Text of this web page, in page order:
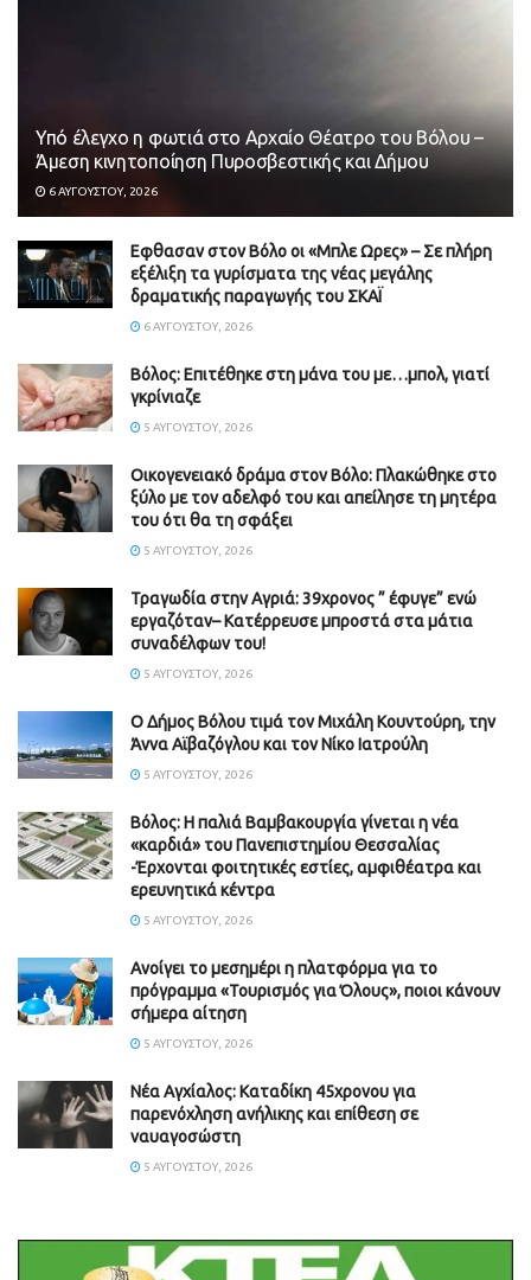
Υπό έλεγχο η φωτιά στο Αρχαίο Θέατρο του Βόλου –
Άμεση κινητοποίηση Πυροσβεστικής και Δήμου
6 ΑΥΓΟΎΣΤΟΥ, 2026
Εφθασαν στον Βόλο οι «Μπλε Ωρες» – Σε πλήρη
εξέλιξη τα γυρίσματα της νέας μεγάλης
δραματικής παραγωγής του ΣΚΑΪ
6 ΑΥΓΟΎΣΤΟΥ, 2026
Βόλος: Επιτέθηκε στη μάνα του με…μπολ, γιατί
γκρίνιαζε
5 ΑΥΓΟΎΣΤΟΥ, 2026
Οικογενειακό δράμα στον Βόλο: Πλακώθηκε στο
ξύλο με τον αδελφό του και απείλησε τη μητέρα
του ότι θα τη σφάξει
5 ΑΥΓΟΎΣΤΟΥ, 2026
Τραγωδία στην Αγριά: 39χρονος ” έφυγε” ενώ
εργαζόταν– Κατέρρευσε μπροστά στα μάτια
συναδέλφων του!
5 ΑΥΓΟΎΣΤΟΥ, 2026
Ο Δήμος Βόλου τιμά τον Μιχάλη Κουντούρη, την
Άννα Αϊβαζόγλου και τον Νίκο Ιατρούλη
5 ΑΥΓΟΎΣΤΟΥ, 2026
Βόλος: Η παλιά Βαμβακουργία γίνεται η νέα
«καρδιά» του Πανεπιστημίου Θεσσαλίας
-Έρχονται φοιτητικές εστίες, αμφιθέατρα και
ερευνητικά κέντρα
5 ΑΥΓΟΎΣΤΟΥ, 2026
Ανοίγει το μεσημέρι η πλατφόρμα για το
πρόγραμμα «Τουρισμός για Όλους», ποιοι κάνουν
σήμερα αίτηση
5 ΑΥΓΟΎΣΤΟΥ, 2026
Νέα Αγχίαλος: Καταδίκη 45χρονου για
παρενόχληση ανήλικης και επίθεση σε
ναυαγοσώστη
5 ΑΥΓΟΎΣΤΟΥ, 2026